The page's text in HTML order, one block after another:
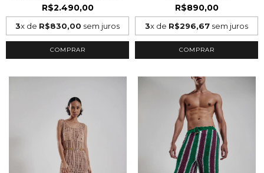
R$2.490,00
3x de R$830,00 sem juros
COMPRAR
R$890,00
3x de R$296,67 sem juros
COMPRAR